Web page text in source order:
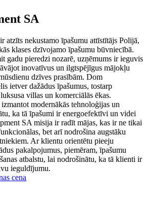
SA
atzīts nekustamo īpašumu attīstītājs Polijā,
klases dzīvojamo īpašumu būvniecībā.
gadu pieredzi nozarē, uzņēmums ir ieguvis
inovatīvus un ilgtspējīgus mājokļu
dzīves prasībām. Dom
ietver dažādus īpašumus, tostarp
villas un komerciālās ēkas.
modernākās tehnoloģijas un
ka tā īpašumi ir energoefektīvi un videi
SA misija ir radīt mājas, kas ir ne tikai
bet arī nodrošina augstāku
Ar klientu orientētu pieeju
pakalpojumus, piemēram, īpašumu
atbalstu, lai nodrošinātu, ka tā klienti ir
ieguldījumu.
cena